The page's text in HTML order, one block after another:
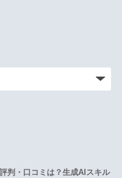
判・口コミは？生成AIスキル